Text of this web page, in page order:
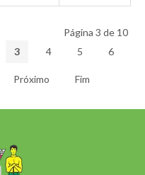
Página 3 de 10
3 4 5 6
Próximo Fim